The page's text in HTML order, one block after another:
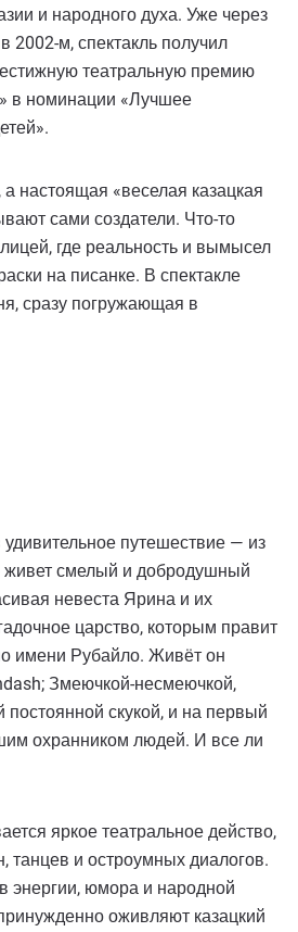
и народного духа. Уже через
2002-м, спектакль получил
театральную премию
в номинации «Лучшее
а настоящая «веселая казацкая
сами создатели. Что-то
где реальность и вымысел
на писанке. В спектакле
сразу погружающая в
удивительное путешествие — из
живет смелый и добродушный
невеста Ярина и их
царство, которым правит
имени Рубайло. Живёт он
Змеючкой-несмеючкой,
скукой, и на первый
охранником людей. И все ли
яркое театральное действо,
танцев и остроумных диалогов.
энергии, юмора и народной
оживляют казацкий